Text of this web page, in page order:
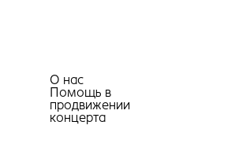
О нас
Помощь в
продвижении
концерта